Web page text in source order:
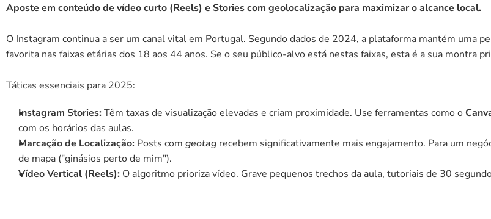
Aposte em conteúdo de vídeo curto (Reels) e Stories com geolocalização para maximizar o alcance local.
O Instagram continua a ser um canal vital em Portugal. Segundo dados de 2024, a plataforma mantém uma
favorita nas faixas etárias dos 18 aos 44 anos. Se o seu público-alvo está nestas faixas, esta é a sua montra
Táticas essenciais para 2025:
Instagram Stories: Têm taxas de visualização elevadas e criam proximidade. Use ferramentas como o
com os horários das aulas.
Marcação de Localização: Posts com geotag recebem significativamente mais engajamento. Para um
de mapa ("ginásios perto de mim").
Vídeo Vertical (Reels): O algoritmo prioriza vídeo. Grave pequenos trechos da aula, tutoriais de 30